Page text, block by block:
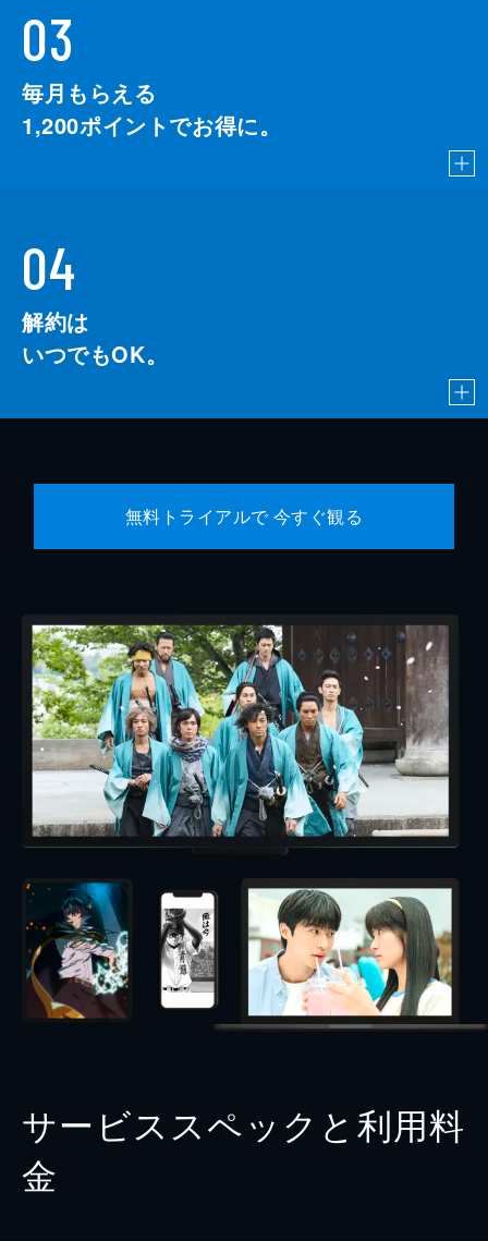
03
毎月もらえる
1,200ポイントでお得に。
04
解約は
いつでもOK。
無料トライアルで 今すぐ観る
サービススペックと利用料
金